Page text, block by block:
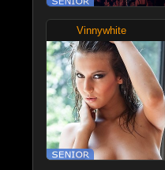
Vinnywhite